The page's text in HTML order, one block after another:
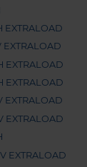
EXTRALOAD
EXTRALOAD
EXTRALOAD
EXTRALOAD
EXTRALOAD
EXTRALOAD
EXTRALOAD